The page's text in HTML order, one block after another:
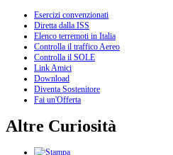
Esercizi convenzionati
Diretta dalla ISS
Elenco terremoti in Italia
Controlla il traffico Aereo
Controlla il SOLE
Link Amici
Download
Diventa Sostenitore
Fai un'Offerta
Altre Curiosità